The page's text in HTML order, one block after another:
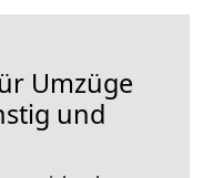
Umzüge
und